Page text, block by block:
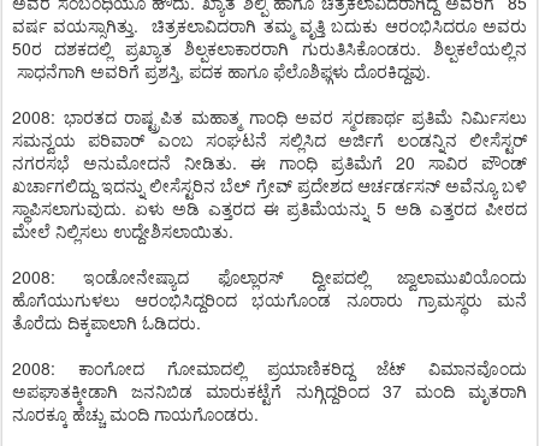
ವರ್ಷ ವಯಸ್ಸಾಗಿತ್ತು. ಚಿತ್ರಕಲಾವಿದರಾಗಿ ತಮ್ಮ ವೃತ್ತಿ ಬದುಕು ಆರಂಭಿಸಿದರೂ ಅವರು
50ರ ದಶಕದಲ್ಲಿ ಪ್ರಖ್ಯಾತ ಶಿಲ್ಪಕಲಾಕಾರರಾಗಿ ಗುರುತಿಸಿಕೊಂಡರು. ಶಿಲ್ಪಕಲೆಯಲ್ಲಿನ
ಸಾಧನೆಗಾಗಿ ಅವರಿಗೆ ಪ್ರಶಸ್ತಿ, ಪದಕ ಹಾಗೂ ಫೆಲೊಶಿಫ್ಗಳು ದೊರಕಿದ್ದವು.
2008: ಭಾರತದ ರಾಷ್ಟ್ರಪಿತ ಮಹಾತ್ಮ ಗಾಂಧಿ ಅವರ ಸ್ಮರಣಾರ್ಥ ಪ್ರತಿಮೆ ನಿರ್ಮಿಸಲು
ಸಮನ್ವಯ ಪರಿವಾರ್ ಎಂಬ ಸಂಘಟನೆ ಸಲ್ಲಿಸಿದ ಅರ್ಜಿಗೆ ಲಂಡನ್ನಿನ ಲೀಸೆಸ್ಟರ್
ನಗರಸಭೆ ಅನುಮೋದನೆ ನೀಡಿತು. ಈ ಗಾಂಧಿ ಪ್ರತಿಮೆಗೆ 20 ಸಾವಿರ ಪೌಂಡ್
ಖರ್ಚಾಗಲಿದ್ದು ಇದನ್ನು ಲೀಸೆಸ್ಟರಿನ ಬೆಲ್ ಗ್ರೇವ್ ಪ್ರದೇಶದ ಆರ್ಚರ್ಡಸನ್ ಅವೆನ್ಯೂ ಬಳಿ
ಸ್ಥಾಪಿಸಲಾಗುವುದು. ಏಳು ಅಡಿ ಎತ್ತರದ ಈ ಪ್ರತಿಮೆಯನ್ನು 5 ಅಡಿ ಎತ್ತರದ ಪೀಠದ
ಮೇಲೆ ನಿಲ್ಲಿಸಲು ಉದ್ದೇಶಿಸಲಾಯಿತು.
2008: ಇಂಡೋನೇಷ್ಯಾದ ಫೊಲ್ಲಾರಸ್ ದ್ವೀಪದಲ್ಲಿ ಜ್ವಾಲಾಮುಖಿಯೊಂದು
ಹೊಗೆಯುಗುಳಲು ಆರಂಭಿಸಿದ್ದರಿಂದ ಭಯಗೊಂಡ ನೂರಾರು ಗ್ರಾಮಸ್ಥರು ಮನೆ
ತೊರೆದು ದಿಕ್ಕಪಾಲಾಗಿ ಓಡಿದರು.
2008: ಕಾಂಗೋದ ಗೋಮಾದಲ್ಲಿ ಪ್ರಯಾಣಿಕರಿದ್ದ ಜೆಟ್ ವಿಮಾನವೊಂದು
ಅಪಘಾತಕ್ಕೀಡಾಗಿ ಜನನಿಬಿಡ ಮಾರುಕಟ್ಟೆಗೆ ನುಗ್ಗಿದ್ದರಿಂದ 37 ಮಂದಿ ಮೃತರಾಗಿ
ನೂರಕ್ಕೂ ಹೆಚ್ಚು ಮಂದಿ ಗಾಯಗೊಂಡರು.